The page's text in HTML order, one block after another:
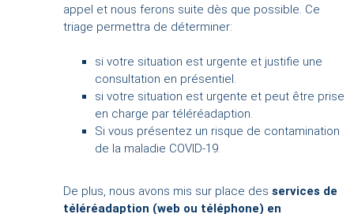
appel et nous ferons suite dès que possible. Ce
triage permettra de déterminer:
si votre situation est urgente et justifie une
consultation en présentiel.
si votre situation est urgente et peut être prise
en charge par téléréadaption.
Si vous présentez un risque de contamination
de la maladie COVID-19.
De plus, nous avons mis sur place des services de
téléréadaption (web ou téléphone) en